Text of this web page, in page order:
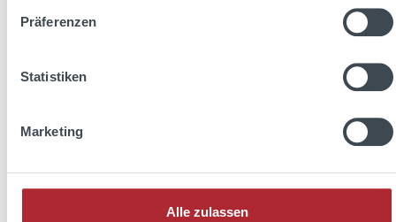
Präferenzen
Statistiken
Marketing
Alle zulassen
Prices incl. VAT plus shipping costs